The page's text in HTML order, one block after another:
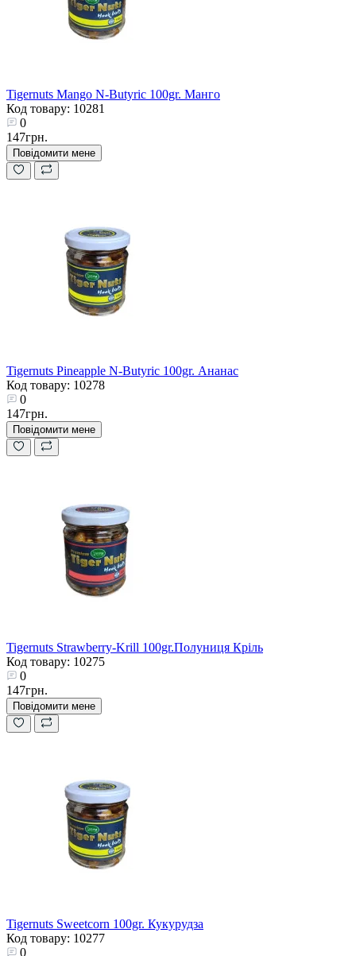
Tigernuts Mango N-Butyric 100gr. Манго
Код товару: 10281
0
147грн.
Повідомити мене
Tigernuts Pineapple N-Butyric 100gr. Ананас
Код товару: 10278
0
147грн.
Повідомити мене
Tigernuts Strawberry-Krill 100gr.Полуниця Кріль
Код товару: 10275
0
147грн.
Повідомити мене
Tigernuts Sweetcorn 100gr. Кукурудза
Код товару: 10277
0